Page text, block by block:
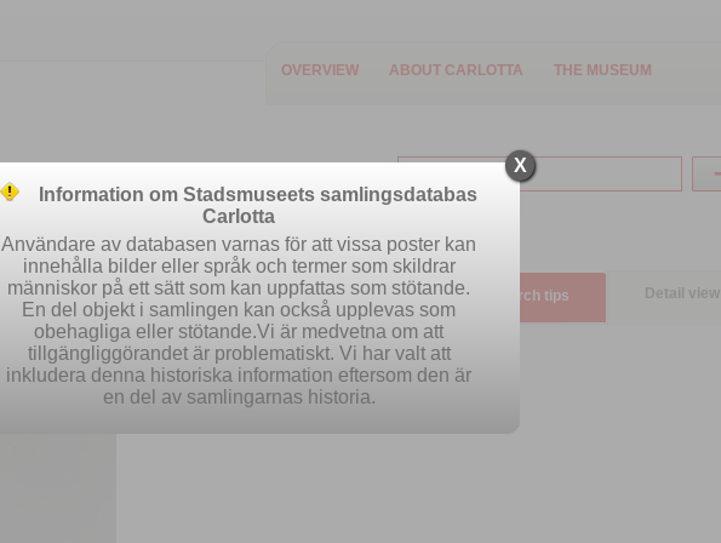
OVERVIEW ABOUT CARLOTTA THE MUSEUM
Easy search Advanced search Search tips Detail view
X
Information om Stadsmuseets samlingsdatabas
Carlotta
Användare av databasen varnas för att vissa poster kan
innehålla bilder eller språk och termer som skildrar
människor på ett sätt som kan uppfattas som stötande.
En del objekt i samlingen kan också upplevas som
obehagliga eller stötande.Vi är medvetna om att
tillgängliggörandet är problematiskt. Vi har valt att
inkludera denna historiska information eftersom den är
en del av samlingarnas historia.